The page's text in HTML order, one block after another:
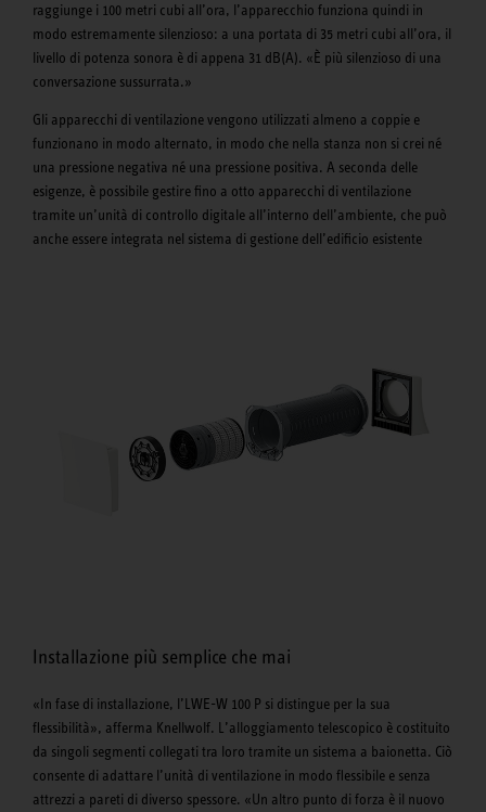
raggiunge i 100 metri cubi all’ora, l’apparecchio funziona quindi in
modo estremamente silenzioso: a una portata di 35 metri cubi all’ora, il
livello di potenza sonora è di appena 31 dB(A). «È più silenzioso di una
conversazione sussurrata.»
Gli apparecchi di ventilazione vengono utilizzati almeno a coppie e
funzionano in modo alternato, in modo che nella stanza non si crei né
una pressione negativa né una pressione positiva. A seconda delle
esigenze, è possibile gestire fino a otto apparecchi di ventilazione
tramite un’unità di controllo digitale all’interno dell’ambiente, che può
anche essere integrata nel sistema di gestione dell’edificio esistente
Installazione più semplice che mai
«In fase di installazione, l’LWE-W 100 P si distingue per la sua
flessibilità», afferma Knellwolf. L’alloggiamento telescopico è costituito
da singoli segmenti collegati tra loro tramite un sistema a baionetta. Ciò
consente di adattare l’unità di ventilazione in modo flessibile e senza
attrezzi a pareti di diverso spessore. «Un altro punto di forza è il nuovo